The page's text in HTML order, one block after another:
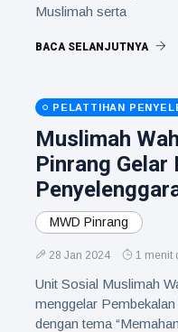
Muslimah serta
BACA SELANJUTNYA
PELATTIHAN
Muslimah
Pinrang Gelar
MWD Pinrang
28 Jan 2024 1 menit
Unit Sosial Muslimah
menggelar
dengan tema